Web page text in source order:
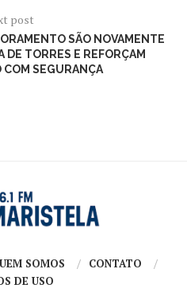
post
SÃO NOVAMENTE
DE TORRES E REFORÇAM
COM SEGURANÇA
SOMOS
CONTATO
DE USO